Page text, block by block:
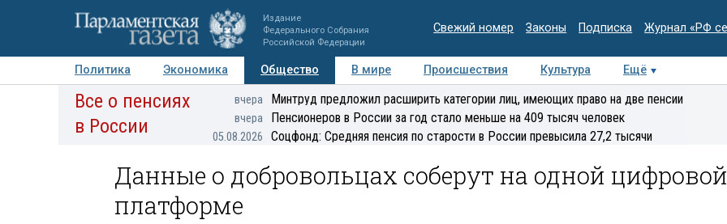
Издание
Федерального Собрания
Российской Федерации
Свежий номер Законы Подписка Журнал «РФ
Политика Экономика Общество В мире Происшествия Культура
Ещё
Авторы Персоны Мнения Регионы Медиацентр Интервью Колумнисты
Все о пенсиях
в России
вчера Минтруд предложил расширить категории лиц, имеющих право на две пенсии
вчера Пенсионеров в России за год стало меньше на 409 тысяч человек
05.08.2026 Соцфонд: Средняя пенсия по старости в России превысила 27,2 тысячи
Данные о добровольцах соберут на одной цифровой
платформе